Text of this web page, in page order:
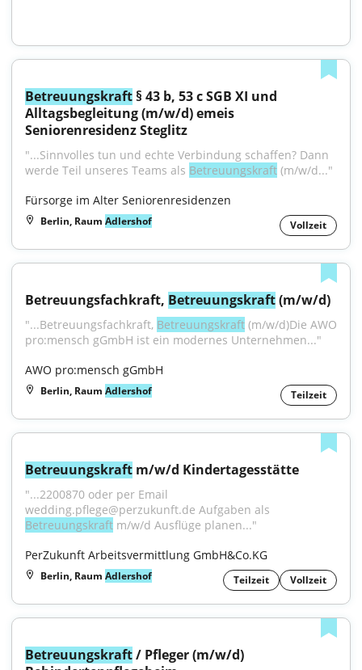
Betreuungskraft § 43 b, 53 c SGB XI und
Alltagsbegleitung (m/w/d) emeis
Seniorenresidenz Steglitz
"...Sinnvolles tun und echte Verbindung schaffen? Dann
werde Teil unseres Teams als Betreuungskraft (m/w/d..."
Fürsorge im Alter Seniorenresidenzen
Berlin, Raum Adlershof Vollzeit
Betreuungsfachkraft, Betreuungskraft (m/w/d)
"...Betreuungsfachkraft, Betreuungskraft (m/w/d)Die AWO
pro:mensch gGmbH ist ein modernes Unternehmen..."
AWO pro:mensch gGmbH
Berlin, Raum Adlershof Teilzeit
Betreuungskraft m/w/d Kindertagesstätte
"...2200870 oder per Email
Betreuungskraft m/w/d Ausflüge planen..."
PerZukunft Arbeitsvermittlung GmbH&Co.KG
Berlin, Raum Adlershof Teilzeit Vollzeit
Betreuungskraft / Pfleger (m/w/d)